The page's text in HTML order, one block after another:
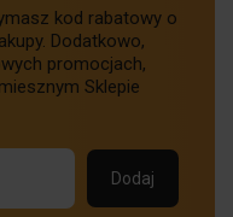
kod rabatowy o
Dodatkowo,
promocjach,
Sklepie